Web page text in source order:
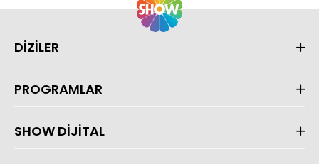
DİZİLER
PROGRAMLAR
SHOW DİJİTAL